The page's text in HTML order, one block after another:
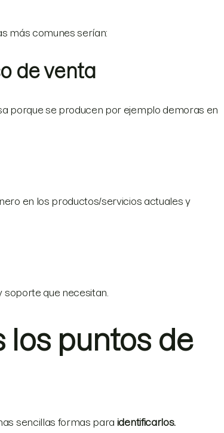
más comunes serían:
de venta
porque se producen por ejemplo demoras en
en los productos/servicios actuales y
que necesitan.
los puntos de
sencillas formas para identificarlos.